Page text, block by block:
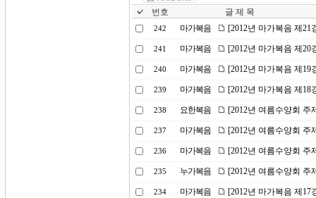
번호 글 제 목
242 마가복음 [2012년 마가복음 제
241 마가복음 [2012년 마가복음 제
240 마가복음 [2012년 마가복음 제19
239 마가복음 [2012년 마가복음 제18
238 요한복음 [2012년 여름수양회 주
237 마가복음 [2012년 여름수양회 주
236 마가복음 [2012년 여름수양회 주
235 누가복음 [2012년 여름수양회 주
234 마가복음 [2012년 마가복음 제